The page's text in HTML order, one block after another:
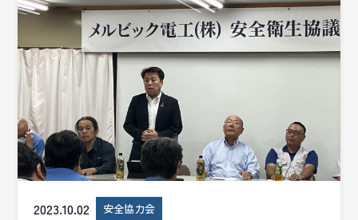
2023.10.02 安全協力会